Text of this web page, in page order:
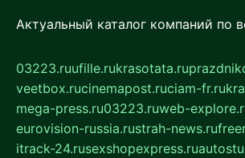
Актуальный каталог компаний по
03223.ruufille.rukrasotata.ru
veetbox.rucinemapost.ruciam-fr.ru
mega-press.ru03223.ruweb-
eurovision-russia.rustrah-news.ru
itrack-24.rusexshopexpress.ru